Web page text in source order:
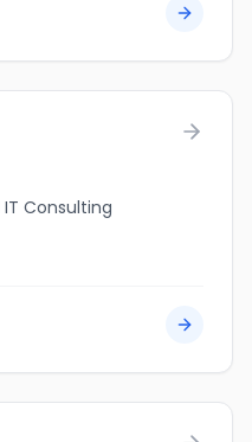
Consulting